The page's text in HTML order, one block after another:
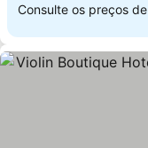
Consulte os preços de